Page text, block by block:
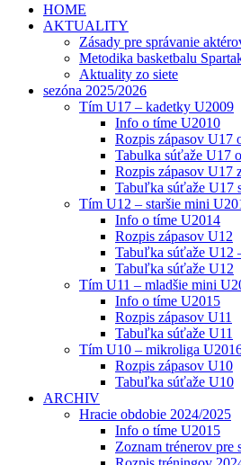
HOME
AKTUALITY
Zásady pre správanie
Metodika basketbalu
Aktuality zo siete
sezóna 2025/2026
Tím U17 – kadetky U2009
Info o tíme U2010
Rozpis zápasov U17
Tabulka súťaže U17
Rozpis zápasov U17
Tabuľka súťaže U17
Tím U12 – staršie mini
Info o tíme U2014
Rozpis zápasov U12
Tabuľka súťaže U12
Tabuľka súťaže U12
Tím U11 – mladšie mini
Info o tíme U2015
Rozpis zápasov U11
Tabuľka súťaže U11
Tím U10 – mikroliga
Rozpis zápasov U10
Tabuľka súťaže U10
ARCHIV
Hracie obdobie 2024/2025
Info o tíme U2015
Zoznam trénerov pre